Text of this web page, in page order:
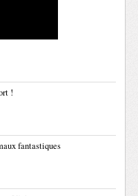
!
fantastiques